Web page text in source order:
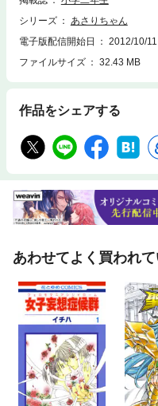
シリーズ
あさりちゃん
電子版配信開始日
2012/10/11
ファイルサイズ
32.43 MB
作品をシェアする
あわせてよく買われ